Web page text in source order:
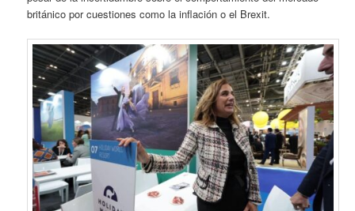
británico por cuestiones como la inflación o el Brexit.